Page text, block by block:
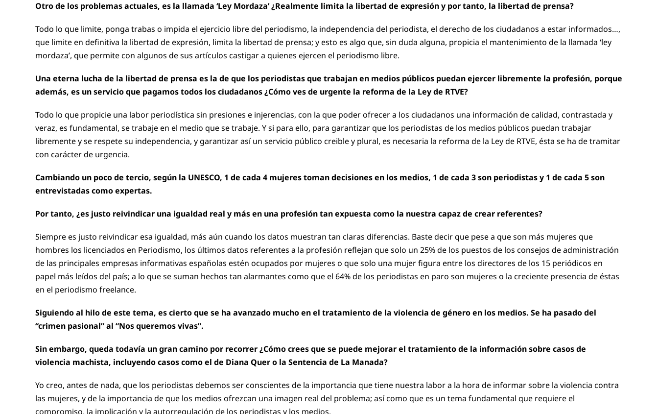
Otro de los problemas actuales, es la llamada ‘Ley Mordaza’ ¿Realmente limita la libertad de expresión y por tanto, la libertad de prensa?
Todo lo que limite, ponga trabas o impida el ejercicio libre del periodismo, la independencia del periodista, el derecho de los ciudadanos a estar informados…,
que limite en definitiva la libertad de expresión, limita la libertad de prensa; y esto es algo que, sin duda alguna, propicia el mantenimiento de la llamada ‘ley
mordaza’, que permite con algunos de sus artículos castigar a quienes ejercen el periodismo libre.
Una eterna lucha de la libertad de prensa es la de que los periodistas que trabajan en medios públicos puedan ejercer libremente la profesión, porque
además, es un servicio que pagamos todos los ciudadanos ¿Cómo ves de urgente la reforma de la Ley de RTVE?
Todo lo que propicie una labor periodística sin presiones e injerencias, con la que poder ofrecer a los ciudadanos una información de calidad, contrastada y
veraz, es fundamental, se trabaje en el medio que se trabaje. Y si para ello, para garantizar que los periodistas de los medios públicos puedan trabajar
libremente y se respete su independencia, y garantizar así un servicio público creible y plural, es necesaria la reforma de la Ley de RTVE, ésta se ha de tramitar
con carácter de urgencia.
Cambiando un poco de tercio, según la UNESCO, 1 de cada 4 mujeres toman decisiones en los medios, 1 de cada 3 son periodistas y 1 de cada 5 son
entrevistadas como expertas.
Por tanto, ¿es justo reivindicar una igualdad real y más en una profesión tan expuesta como la nuestra capaz de crear referentes?
Siempre es justo reivindicar esa igualdad, más aún cuando los datos muestran tan claras diferencias. Baste decir que pese a que son más mujeres que
hombres los licenciados en Periodismo, los últimos datos referentes a la profesión reflejan que solo un 25% de los puestos de los consejos de administración
de las principales empresas informativas españolas estén ocupados por mujeres o que solo una mujer figura entre los directores de los 15 periódicos en
papel más leídos del país; a lo que se suman hechos tan alarmantes como que el 64% de los periodistas en paro son mujeres o la creciente presencia de éstas
en el periodismo freelance.
Siguiendo al hilo de este tema, es cierto que se ha avanzado mucho en el tratamiento de la violencia de género en los medios. Se ha pasado del
“crimen pasional” al “Nos queremos vivas”.
Sin embargo, queda todavía un gran camino por recorrer ¿Cómo crees que se puede mejorar el tratamiento de la información sobre casos de
violencia machista, incluyendo casos como el de Diana Quer o la Sentencia de La Manada?
Yo creo, antes de nada, que los periodistas debemos ser conscientes de la importancia que tiene nuestra labor a la hora de informar sobre la violencia contra
las mujeres, y de la importancia de que los medios ofrezcan una imagen real del problema; así como que es un tema fundamental que requiere el
compromiso, la implicación y la autorregulación de los periodistas y los medios.